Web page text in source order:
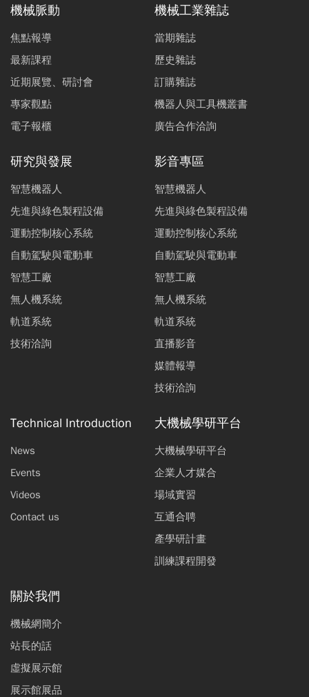
機械脈動
焦點報導
最新課程
近期展覽、研討會
專家觀點
電子報櫃
機械工業雜誌
當期雜誌
歷史雜誌
訂購雜誌
機器人與工具機叢書
廣告合作洽詢
研究與發展
智慧機器人
先進與綠色製程設備
運動控制核心系統
自動駕駛與電動車
智慧工廠
無人機系統
軌道系統
技術洽詢
影音專區
智慧機器人
先進與綠色製程設備
運動控制核心系統
自動駕駛與電動車
智慧工廠
無人機系統
軌道系統
直播影音
媒體報導
技術洽詢
Technical Introduction
News
Events
Videos
Contact us
大機械學研平台
大機械學研平台
企業人才媒合
場域實習
互通合聘
產學研計畫
訓練課程開發
關於我們
機械網簡介
站長的話
虛擬展示館
展示館展品